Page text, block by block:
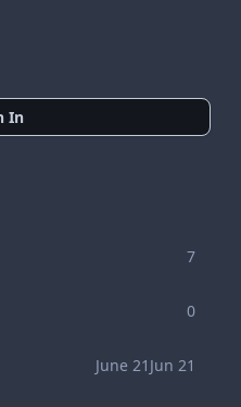
In
7
0
June 21 Jun 21